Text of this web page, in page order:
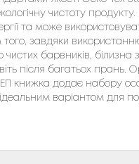
чистоту
та може
завдяки
чистих барвників,
після багатьох прань.
книжка додає набору
варіантом для